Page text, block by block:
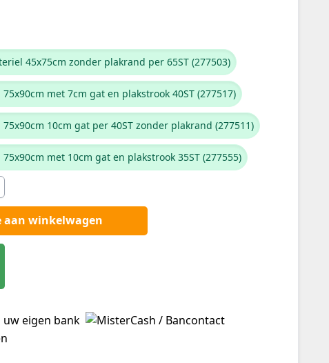
45x75cm zonder plakrand per 65ST (277503)
met 7cm gat en plakstrook 40ST (277517)
10cm gat per 40ST zonder plakrand (277511)
met 10cm gat en plakstrook 35ST (277555)
aan winkelwagen